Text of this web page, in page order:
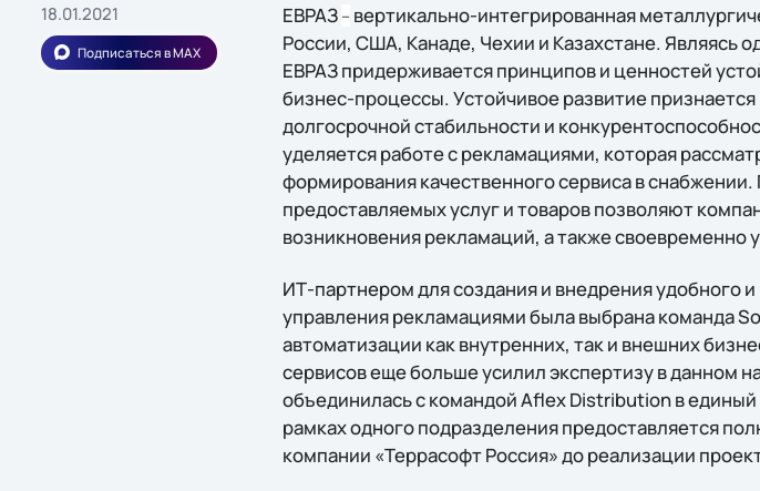
18.01.2021
Подписаться в MAX
ЕВРАЗ – вертикально-интегрированная
России, США, Канаде, Чехии и Казахстане. Являясь
ЕВРАЗ придерживается принципов и ценностей
бизнес-процессы. Устойчивое развитие
долгосрочной стабильности и
уделяется работе с рекламациями, которая
формирования качественного сервиса в
предоставляемых услуг и товаров позволяют
возникновения рекламаций, а также
ИТ-партнером для создания и внедрения удобного
управления рекламациями была выбрана команда
автоматизации как внутренних, так и внешних
сервисов еще больше усилил экспертизу в данном
объединилась с командой Aflex Distribution в
рамках одного подразделения предоставляется
компании «Террасофт Россия» до реализации